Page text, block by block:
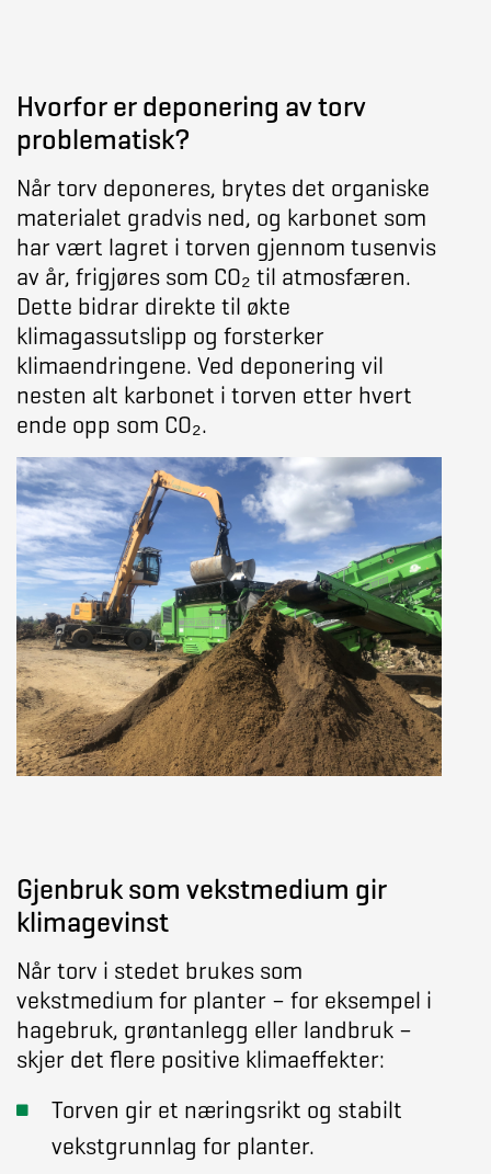
Hvorfor er deponering av torv
problematisk?
Når torv deponeres, brytes det organiske
materialet gradvis ned, og karbonet som
har vært lagret i torven gjennom tusenvis
av år, frigjøres som CO₂ til atmosfæren.
Dette bidrar direkte til økte
klimagassutslipp og forsterker
klimaendringene. Ved deponering vil
nesten alt karbonet i torven etter hvert
ende opp som CO₂.
Gjenbruk som vekstmedium gir
klimagevinst
Når torv i stedet brukes som
vekstmedium for planter – for eksempel i
hagebruk, grøntanlegg eller landbruk –
skjer det flere positive klimaeffekter:
Torven gir et næringsrikt og stabilt
vekstgrunnlag for planter.